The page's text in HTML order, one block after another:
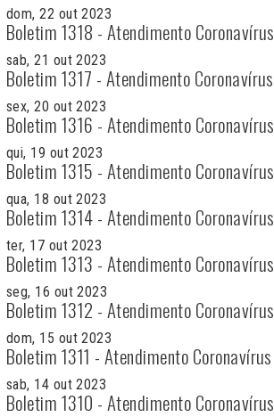
dom, 22 out 2023
Boletim 1318 - Atendimento Coronavírus
sab, 21 out 2023
Boletim 1317 - Atendimento Coronavírus
sex, 20 out 2023
Boletim 1316 - Atendimento Coronavírus
qui, 19 out 2023
Boletim 1315 - Atendimento Coronavírus
qua, 18 out 2023
Boletim 1314 - Atendimento Coronavírus
ter, 17 out 2023
Boletim 1313 - Atendimento Coronavírus
seg, 16 out 2023
Boletim 1312 - Atendimento Coronavírus
dom, 15 out 2023
Boletim 1311 - Atendimento Coronavírus
sab, 14 out 2023
Boletim 1310 - Atendimento Coronavírus